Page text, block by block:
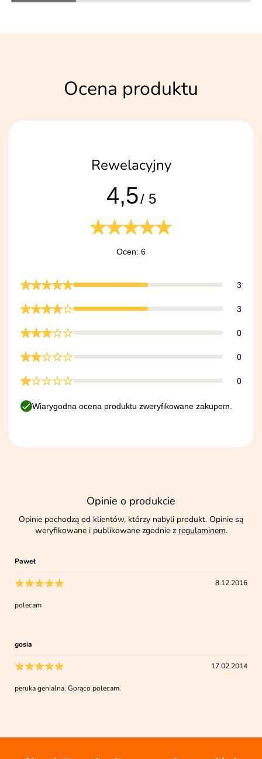
Ocena produktu
Rewelacyjny
4,5/ 5
Ocen: 6
3
3
0
0
0
Wiarygodna ocena produktu zweryfikowane zakupem.
Opinie o produkcie
Opinie pochodzą od klientów, którzy nabyli produkt. Opinie są
weryfikowane i publikowane zgodnie z regulaminem.
Paweł
8.12.2016
polecam
gosia
17.02.2014
peruka genialna. Gorąco polecam.